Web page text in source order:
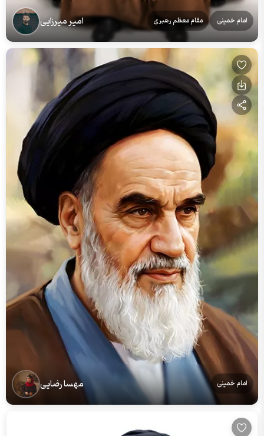
امام خمینی مقام معظم رهبری امیر میرزایی
امام خمینی مهسا رضایی